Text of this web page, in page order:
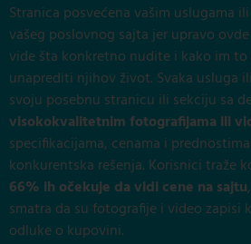
Stranica posvećena vašim uslugama
vašeg poslovnog sajta jer upravo
vide šta konkretno nudite i kako im
unaprediti njihov život. Svaka usluga
svoju posebnu stranicu ili sekciju sa
visokokvalitetnim fotografijama ili
specifikacijama, cenama i
konkurentska rešenja. Korisnici traže
66% ih očekuje da vidi cene na sajtu
smatra da su fotografije i video zapisi
odluke o kupovini.